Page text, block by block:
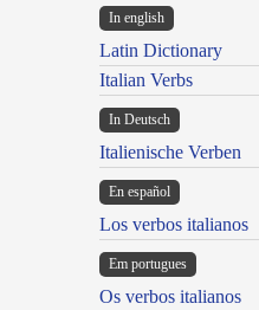
In english
Latin Dictionary
Italian Verbs
In Deutsch
Italienische Verben
En español
Los verbos italianos
Em portugues
Os verbos italianos